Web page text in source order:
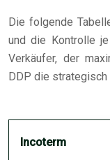
Die folgende
und die Kontrolle
Verkäufer, der
DDP die strategisch
Incoterm